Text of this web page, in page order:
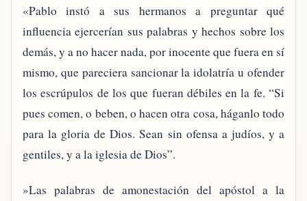
«Pablo instó a sus hermanos a preguntar qué
influencia ejercerían sus palabras y hechos sobre los
demás, y a no hacer nada, por inocente que fuera en sí
mismo, que pareciera sancionar la idolatría u ofender
los escrúpulos de los que fueran débiles en la fe. “Si
pues comen, o beben, o hacen otra cosa, háganlo todo
para la gloria de Dios. Sean sin ofensa a judíos, y a
gentiles, y a la iglesia de Dios”.
»Las palabras de amonestación del apóstol a la